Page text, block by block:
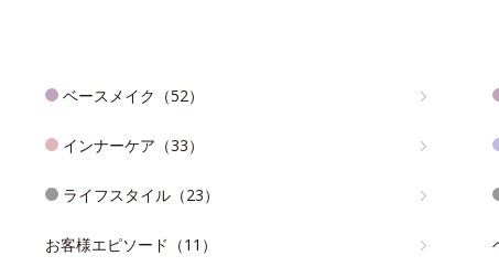
ベースメイク（52）
インナーケア（33）
ライフスタイル（23）
お客様エピソード（11）